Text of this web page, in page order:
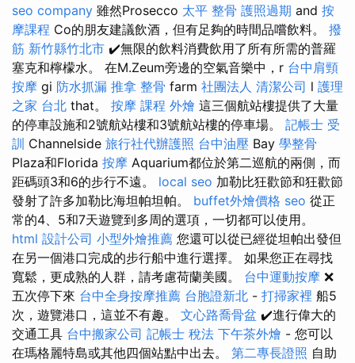
seo company 雖然Prosecco 太平 整骨 護照過期 and 按
摩課程 Co的朋友建議飲酒，但有足夠的時間品嚐飲料。 撥
筋 新竹縣竹北市 ✔️無限的飲料消費飲用了所有所需的普羅
塞克和檸檬水。 在M.Zeum旁邊的空氣音樂中，r 台中肩頸
按摩 gi 防水抓漏 推拿 整骨 farm 社團法人 清潔公司 l 護理
之家 台北 that。 按摩 課程 外燴 這三個航站樓提供了大量
的停車設施和2號航站樓和3號航站樓的停車場。 記帳士 受
訓 Channelside 旅行社代辦護照 台中油壓 Bay 學整骨
Plaza和Florida 按摩 Aquarium都位於第二巡航的兩側，而
距碼頭3和6的步行不遠。 local seo 加勒比狂歡節和狂歡節
發射了許多加勒比海坦帕坦帕。 buffet外燴價格 seo 從正
常的4、5和7天遊覽到多周的選項，一切都可以使用。
html 設計公司 小型外燴推薦 您還可以從已經從坦帕出發但
在另一個港口完成的步行船中進行選擇。 如果您正在尋找
寬鬆，更成熟的人群，請考慮荷蘭美國。 台中運動按摩 ❌
五次停下來 台中全身按摩推薦 台胞證新北 - 打掃家裡 船5
次，遊覽港口，這並不有趣。 文心路喬骨盆 ✔️進行偉大的
交通工具 台中搬家公司 記帳士 稅法 下午茶外燴 - 您可以
在瑪格麗特島或其他四個站點中出去。 第二專長證照 自助